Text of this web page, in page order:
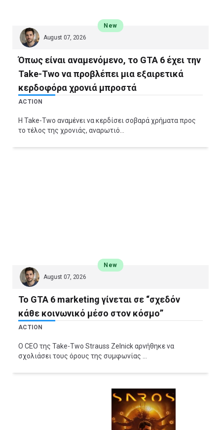
August 07, 2026
New
Όπως είναι αναμενόμενο, το GTA 6 έχει την
Take-Two να προβλέπει μια εξαιρετικά
κερδοφόρα χρονιά μπροστά
ACTION
Η Take-Two αναμένει να κερδίσει σοβαρά χρήματα προς
το τέλος της χρονιάς, αναρωτιό...
August 07, 2026
New
Το GTA 6 marketing γίνεται σε “σχεδόν
κάθε κοινωνικό μέσο στον κόσμο”
ACTION
O CEO της Take-Two Strauss Zelnick αρνήθηκε να
σχολιάσει τους όρους της συμφωνίας ...